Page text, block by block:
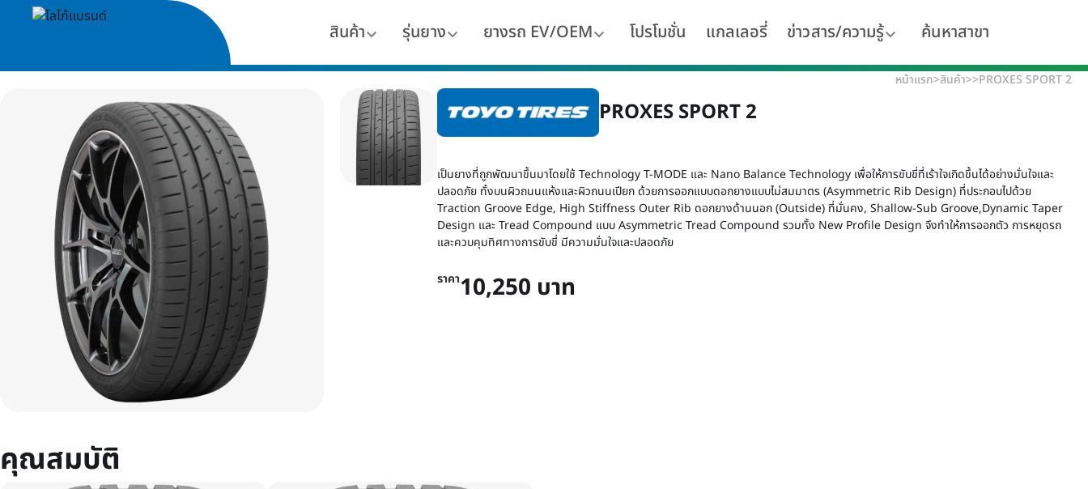
สินค้า รุ่นยาง ยางรถ EV/OEM โปรโมชั่น แกลเลอรี่ ข่าวสาร/ความรู้ ค้นหาสาขา
หน้าแรก>สินค้า>>PROXES SPORT 2
PROXES SPORT 2
เป็นยางที่ถูกพัฒนาขึ้นมาโดยใช้ Technology T-MODE และ Nano Balance Technology เพื่อให้การขับขี่ที่เร้าใจเกิดขึ้นได้อย่างมั่นใจและ
ปลอดภัย ทั้งบนผิวถนนแห้งและผิวถนนเปียก ด้วยการออกแบบดอกยางแบบไม่สมมาตร (Asymmetric Rib Design) ที่ประกอบไปด้วย
Traction Groove Edge, High Stiffness Outer Rib ดอกยางด้านนอก (Outside) ที่มั่นคง, Shallow-Sub Groove,Dynamic Taper
Design และ Tread Compound แบบ Asymmetric Tread Compound รวมทั้ง New Profile Design จึงทำให้การออกตัว การหยุดรถ
และควบคุมทิศทางการขับขี่ มีความมั่นใจและปลอดภัย
ราคา10,250 บาท
คุณสมบัติ